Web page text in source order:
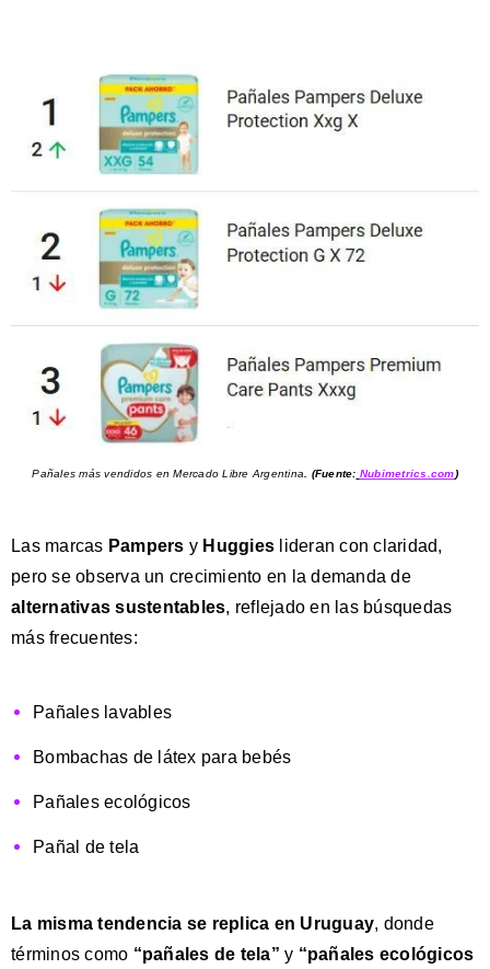
Pañales más vendidos en Mercado Libre Argentina. (Fuente: Nubimetrics.com)
Las marcas Pampers y Huggies lideran con claridad,
pero se observa un crecimiento en la demanda de
alternativas sustentables, reflejado en las búsquedas
más frecuentes:
Pañales lavables
Bombachas de látex para bebés
Pañales ecológicos
Pañal de tela
La misma tendencia se replica en Uruguay, donde
términos como “pañales de tela” y “pañales ecológicos